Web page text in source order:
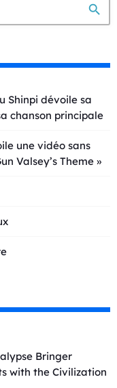
search
Shinpi dévoile sa
chanson principale
une vidéo sans
Valsey’s Theme »
Bringer
with the Civilization